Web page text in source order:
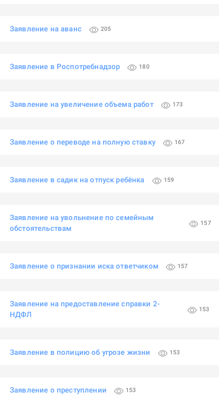
Заявление на аванс 205
Заявление в Роспотребнадзор 180
Заявление на увеличение объема работ 173
Заявление о переводе на полную ставку 167
Заявление в садик на отпуск ребёнка 159
Заявление на увольнение по семейным
обстоятельствам
157
Заявление о признании иска ответчиком 157
Заявление на предоставление справки 2-
НДФЛ
153
Заявление в полицию об угрозе жизни 153
Заявление о преступлении 153